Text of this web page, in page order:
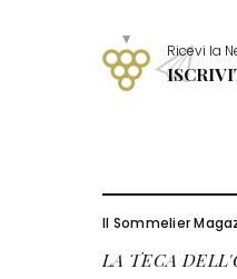
Ricevi la
Il Sommelier
LA TECA